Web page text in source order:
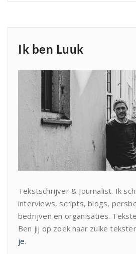
Ik ben Luuk
Tekstschrijver & Journalist. Ik
interviews, scripts, blogs,
bedrijven en organisaties.
Ben jij op zoek naar zulke
je.